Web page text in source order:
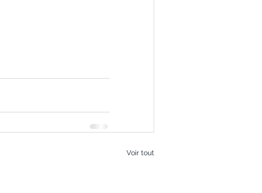
Voir tout